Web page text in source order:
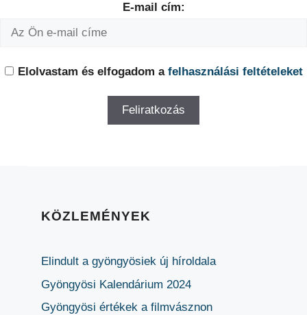
E-mail cím:
Elolvastam és elfogadom a felhasználási feltételeket
KÖZLEMÉNYEK
Elindult a gyöngyösiek új híroldala
Gyöngyösi Kalendárium 2024
Gyöngyösi értékek a filmvásznon